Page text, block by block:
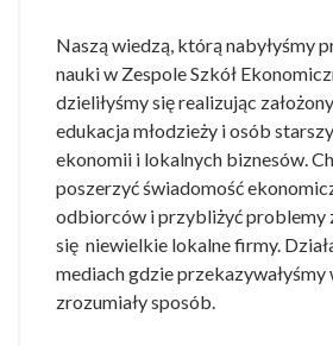
Naszą wiedzą, którą nabyłyśmy
nauki w Zespole Szkół
dzieliłyśmy się realizując
edukacja młodzieży i osób
ekonomii i lokalnych biznesów.
poszerzyć świadomość
odbiorców i przybliżyć problemy
się niewielkie lokalne firmy.
mediach gdzie przekazywałyśmy
zrozumiały sposób.